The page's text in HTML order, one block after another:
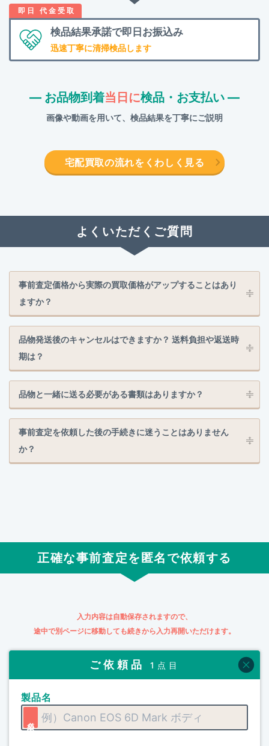
検品結果承諾で即日お振込み
迅速丁寧に清掃検品します
― お品物到着当日に検品・お支払い ―
画像や動画を用いて、検品結果を丁寧にご説明
宅配買取の流れをくわしく見る
よくいただくご質問
事前査定価格から実際の買取価格がアップすることはあり
ますか？
品物発送後のキャンセルはできますか？ 送料負担や返送時
期は？
品物と一緒に送る必要がある書類はありますか？
事前査定を依頼した後の手続きに迷うことはありません
か？
正確な事前査定を匿名で依頼する
入力内容は自動保存されますので、
途中で別ページに移動しても続きから入力再開いただけます。
ご依頼品 1点目
製品名